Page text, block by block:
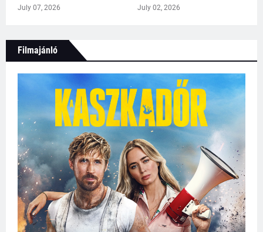
July 07, 2026 July 02, 2026
Filmajánló